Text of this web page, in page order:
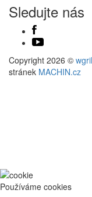
Sledujte nás
Copyright 2026 ©
stránek MACHIN.cz
Používáme cookies